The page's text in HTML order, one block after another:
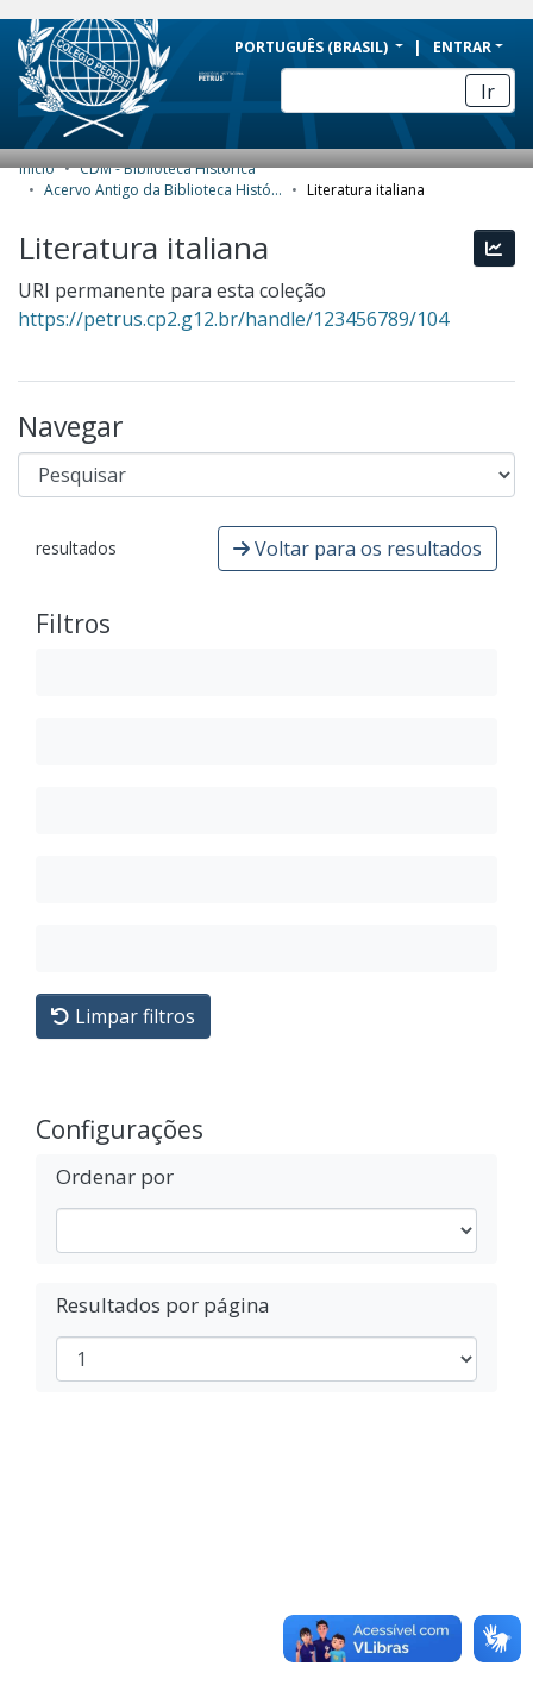
BRAZIL
Simplifique!
Comunica BR
Participe
Acesso à informação
Canais
PORTUGUÊS (BRASIL) ENTRAR
Ir
COMUNIDADES E COLEÇÕES
NAVEGAR
ESTATÍSTICAS
SOBRE
Início
CDM - Biblioteca Histórica
Acervo Antigo da Biblioteca Histórica
Literatura italiana
Literatura italiana
URI permanente para esta coleção
https://petrus.cp2.g12.br/handle/123456789/104
Navegar
resultados Voltar para os resultados
Filtros
Limpar filtros
Configurações
Ordenar por
Resultados por página